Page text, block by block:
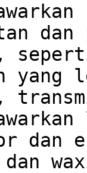
dan
dan